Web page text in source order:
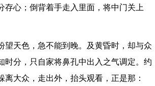
心；倒背着手走入里面，将中门关上
望天色，急不能到晚。及黄昏时，却与众
时分，只自家将鼻孔中出入之气调定。约
离大众，走出外，抬头观看，正是那：